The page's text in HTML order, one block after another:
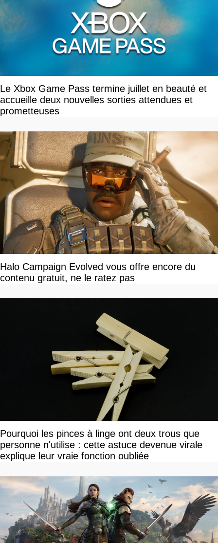
Le Xbox Game Pass termine juillet en beauté et
accueille deux nouvelles sorties attendues et
prometteuses
Halo Campaign Evolved vous offre encore du
contenu gratuit, ne le ratez pas
Pourquoi les pinces à linge ont deux trous que
personne n'utilise : cette astuce devenue virale
explique leur vraie fonction oubliée